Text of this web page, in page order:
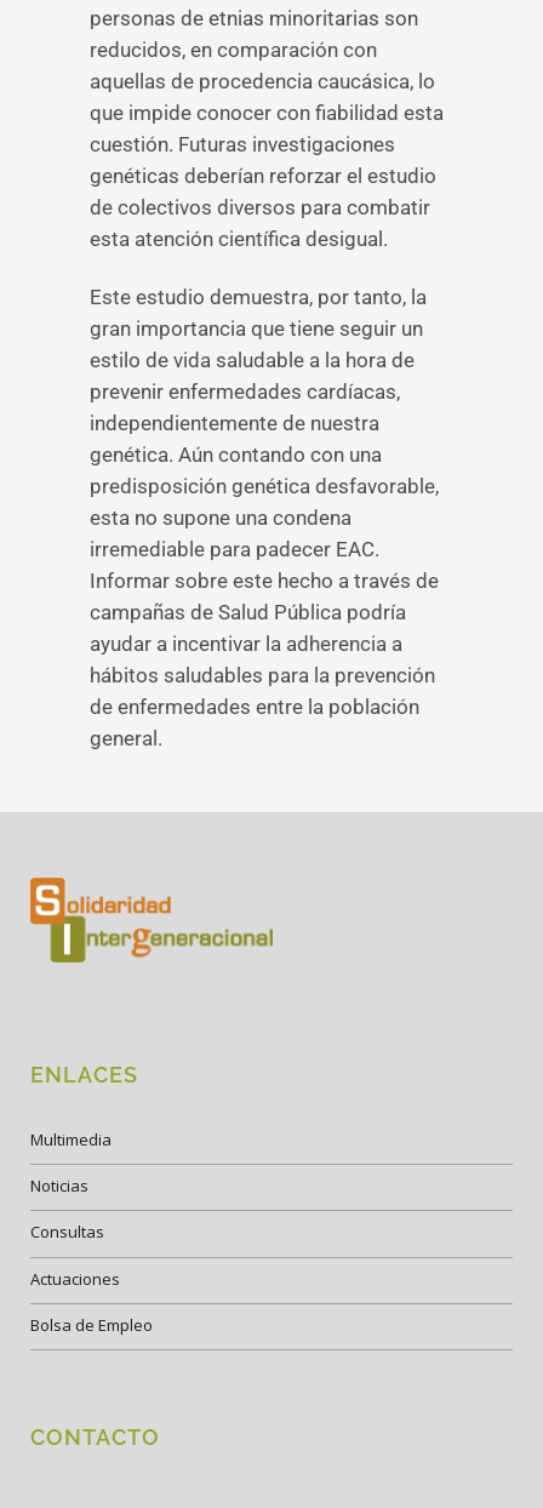
personas de etnias minoritarias son
reducidos, en comparación con
aquellas de procedencia caucásica, lo
que impide conocer con fiabilidad esta
cuestión. Futuras investigaciones
genéticas deberían reforzar el estudio
de colectivos diversos para combatir
esta atención científica desigual.
Este estudio demuestra, por tanto, la
gran importancia que tiene seguir un
estilo de vida saludable a la hora de
prevenir enfermedades cardíacas,
independientemente de nuestra
genética. Aún contando con una
predisposición genética desfavorable,
esta no supone una condena
irremediable para padecer EAC.
Informar sobre este hecho a través de
campañas de Salud Pública podría
ayudar a incentivar la adherencia a
hábitos saludables para la prevención
de enfermedades entre la población
general.
ENLACES
Multimedia
Noticias
Consultas
Actuaciones
Bolsa de Empleo
CONTACTO